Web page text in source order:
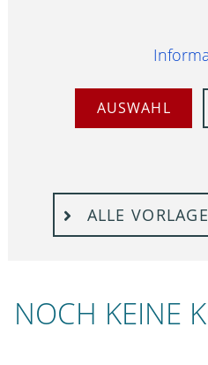
AUSWAHL
ALLE
NOCH KEINE